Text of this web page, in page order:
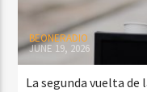
BEONERADIO
JUNE 19, 2026
La segunda vuelta